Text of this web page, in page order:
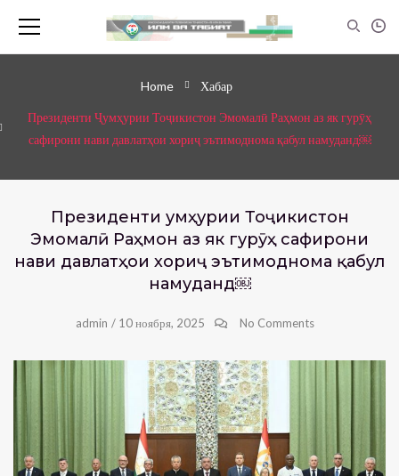
Home Хабар
Президенти Ҷумҳурии Тоҷикистон Эмомалӣ Раҳмон аз як гурӯҳ
сафирони нави давлатҳои хориҷ эътимоднома қабул намуданд￼
Президенти Ҷумҳурии Тоҷикистон
Эмомалӣ Раҳмон аз як гурӯҳ сафирони
нави давлатҳои хориҷ эътимоднома қабул
намуданд￼
admin / 10 ноября, 2025 No Comments